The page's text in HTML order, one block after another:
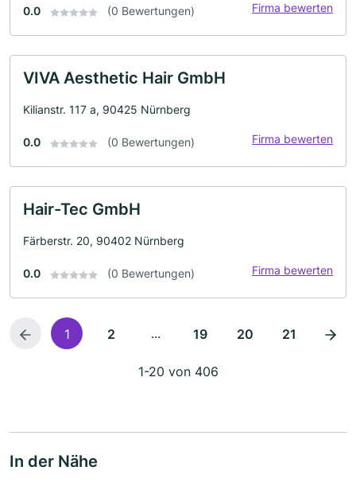
0.0 (0 Bewertungen) Firma bewerten
VIVA Aesthetic Hair GmbH
Kilianstr. 117 a, 90425 Nürnberg
0.0 (0 Bewertungen) Firma bewerten
Hair-Tec GmbH
Färberstr. 20, 90402 Nürnberg
0.0 (0 Bewertungen) Firma bewerten
1 2 ... 19 20 21
1-20 von 406
In der Nähe